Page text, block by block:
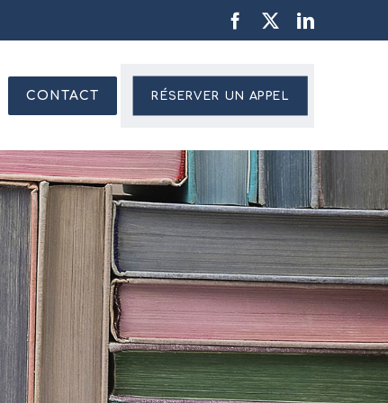
FacebookLinkedIn
CONTACT RÉSERVER UN APPEL